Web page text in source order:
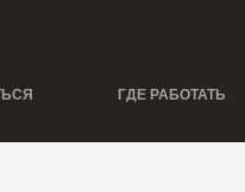
ГДЕ РАБОТАТЬ